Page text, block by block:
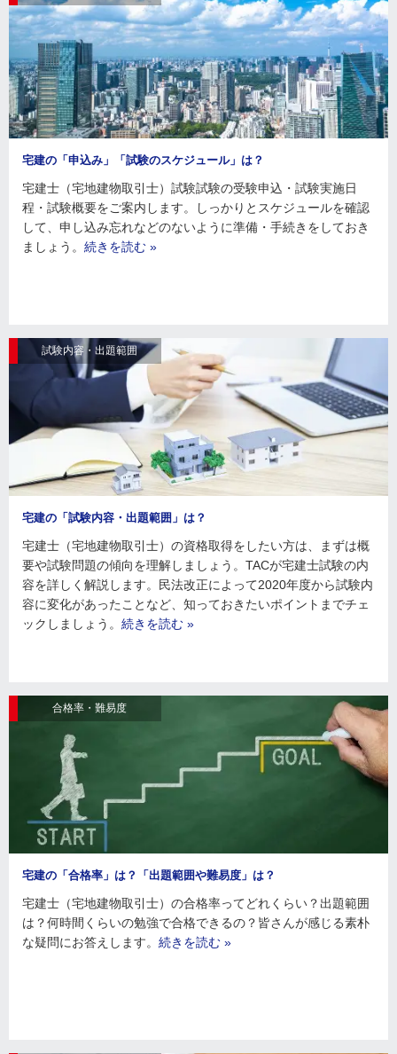
宅建の「申込み」「試験のスケジュール」は？
宅建士（宅地建物取引士）試験試験の受験申込・試験実施日
程・試験概要をご案内します。しっかりとスケジュールを確認
して、申し込み忘れなどのないように準備・手続きをしておき
ましょう。 続きを読む »
試験内容・出題範囲
宅建の「試験内容・出題範囲」は？
宅建士（宅地建物取引士）の資格取得をしたい方は、まずは概
要や試験問題の傾向を理解しましょう。TACが宅建士試験の内
容を詳しく解説します。民法改正によって2020年度から試験内
容に変化があったことなど、知っておきたいポイントまでチェ
ックしましょう。 続きを読む »
合格率・難易度
宅建の「合格率」は？「出題範囲や難易度」は？
宅建士（宅地建物取引士）の合格率ってどれくらい？出題範囲
は？何時間くらいの勉強で合格できるの？皆さんが感じる素朴
な疑問にお答えします。 続きを読む »